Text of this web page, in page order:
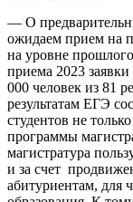
— О
ожидаем прием на
на уровне
приема 2023
000 человек из 81
результатам ЕГЭ
студентов не
программы
магистратура
и за счет
абитуриентам, для